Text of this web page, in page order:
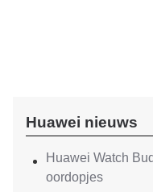
Huawei nieuws
Huawei Watch
oordopjes